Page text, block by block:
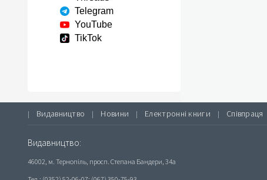
Telegram
YouTube
TikTok
| Видавництво | Новини | Електронні книги | Співпраця
Видавництво:
46002, м. Тернопіль, просп. Степана Бандери, 34а